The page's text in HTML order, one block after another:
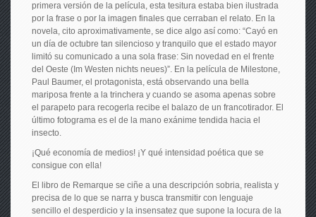
primera versión de la película, esta tesitura estaba bien ilustrada
por la frase o por la imagen finales que cerraban el relato. En la
novela, cito aproximativamente, se dice algo así como: “Cayó en
un día de octubre tan silencioso y tranquilo que el estado mayor
limitó su comunicado a una sola frase: Sin novedad en el frente
del Oeste (Im Westen nichts neues)”. En la película de Milestone,
Paul Baumer, el protagonista, está observando una bella
mariposa frente a la trinchera y cuando se asoma apenas sobre
el parapeto para recogerla recibe el balazo de un francotirador. El
último fotograma es el de la mano exánime tendida hacia el
insecto.
¡Qué economía de medios! ¡Y qué intensidad poética que se
consigue con ella!
El libro de Remarque se ciñe a una descripción sobria, realista y
precisa de lo que se narra y busca transmitir con lenguaje
sencillo el desperdicio y la insensatez que supone la locura de la